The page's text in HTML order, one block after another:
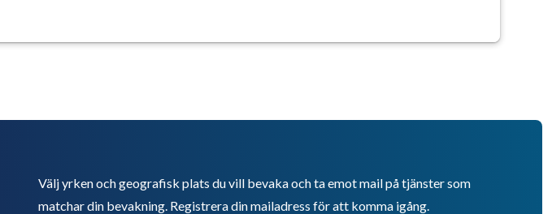
Välj yrken och geografisk plats du vill bevaka och ta emot mail på tjänster som
matchar din bevakning. Registrera din mailadress för att komma igång.